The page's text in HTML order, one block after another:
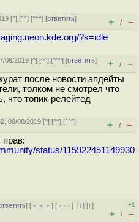
[^] [^^] [^^^] [ответить]
+ / –
?s=idle
08/2019 [^] [^^] [^^^] [ответить]
+ / –
после новости апдейты
толком не смотрел что
что топик-релейтед
09/08/2019 [^] [^^] [^^^]
+ / –
status/115922451149930
] [ ﹢﹢﹢] [ · · ·][↓] [↑]
+1
+ / –